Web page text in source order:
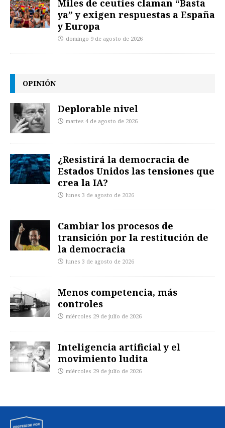
Miles de ceutíes claman “Basta
ya” y exigen respuestas a España
y Europa
domingo 9 de agosto de 2026
OPINIÓN
Deplorable nivel
martes 4 de agosto de 2026
¿Resistirá la democracia de
Estados Unidos las tensiones que
crea la IA?
lunes 3 de agosto de 2026
Cambiar los procesos de
transición por la restitución de
la democracia
lunes 3 de agosto de 2026
Menos competencia, más
controles
miércoles 29 de julio de 2026
Inteligencia artificial y el
movimiento ludita
miércoles 29 de julio de 2026